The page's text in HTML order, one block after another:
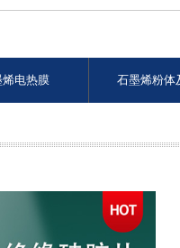
烯电热膜 石墨烯粉体